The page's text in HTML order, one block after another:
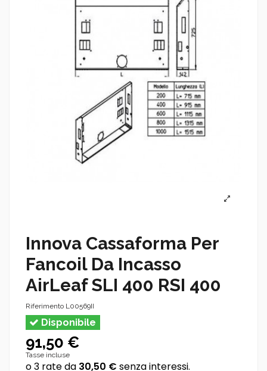
Innova Cassaforma Per
Fancoil Da Incasso
AirLeaf SLI 400 RSI 400
Riferimento L00569II
Disponibile
91,50 €
Tasse incluse